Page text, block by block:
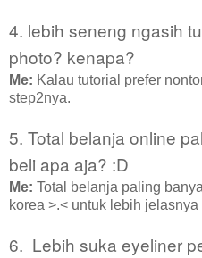
4. lebih seneng ngasih
photo? kenapa?
Me: Kalau tutorial prefer
step2nya.
5. Total belanja online
beli apa aja? :D
Me: Total belanja paling
korea >.< untuk lebih
6. Lebih suka eyeliner